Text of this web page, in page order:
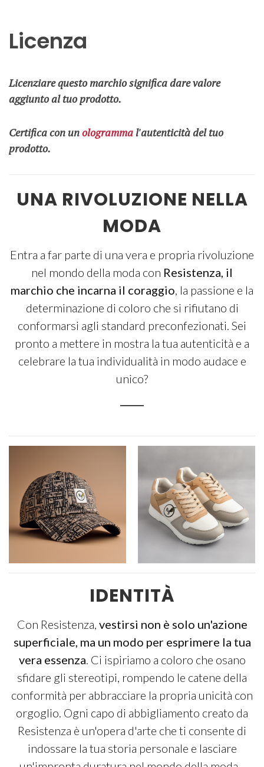
Licenza
Licenziare questo marchio significa dare valore
aggiunto al tuo prodotto.
Certifica con unologrammal'autenticità del tuo
prodotto.
UNA RIVOLUZIONE NELLA
MODA
Entra a far parte di una vera e propria rivoluzione
nel mondo della moda con Resistenza, il
marchio che incarna il coraggio, la passione e la
determinazione di coloro che si rifiutano di
conformarsi agli standard preconfezionati. Sei
pronto a mettere in mostra la tua autenticità e a
celebrare la tua individualità in modo audace e
unico?
IDENTITÀ
Con Resistenza, vestirsi non è solo un'azione
superficiale, ma un modo per esprimere la tua
vera essenza. Ci ispiriamo a coloro che osano
sfidare gli stereotipi, rompendo le catene della
conformità per abbracciare la propria unicità con
orgoglio. Ogni capo di abbigliamento creato da
Resistenza è un'opera d'arte che ti consente di
indossare la tua storia personale e lasciare